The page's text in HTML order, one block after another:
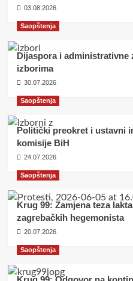
03.08.2026
Saopštenja
Dijaspora i administrativne
izborima
30.07.2026
Saopštenja
Politički preokret i ustavni
komisije BiH
24.07.2026
Saopštenja
Krug 99: Zamjena teza
zagrebačkih hegemonista
20.07.2026
Saopštenja